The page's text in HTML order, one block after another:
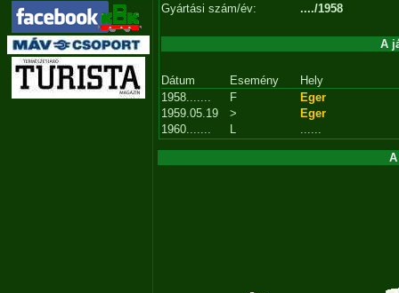
Gyártási szám/év:
..../1958
A
Dátum Esemény
Hely
1958.......
F
Eger
1959.05.19
>
Eger
1960.......
L ......